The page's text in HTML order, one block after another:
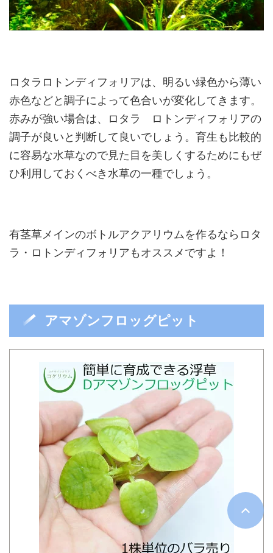
ロタラロトンディフォリアは、明るい緑色から薄い
赤色などと調子によって色合いが変化してきます。
赤みが強い場合は、ロタラ ロトンディフォリアの
調子が良いと判断して良いでしょう。育生も比較的
に容易な水草なので見た目を美しくするためにもぜ
ひ利用しておくべき水草の一種でしょう。
有茎草メインのボトルアクアリウムを作るならロタ
ラ・ロトンディフォリアもオススメですよ！
アマゾンフロッグピット